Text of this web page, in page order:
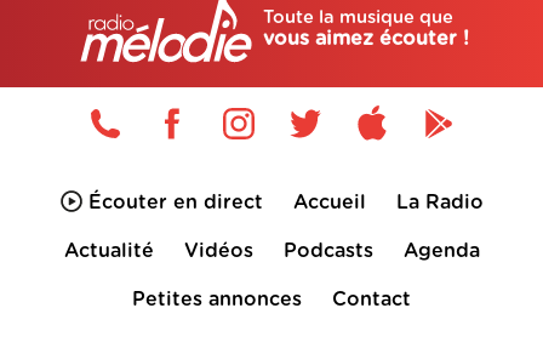
Toute la musique que
vous aimez écouter !
Écouter en direct Accueil La Radio
Actualité Vidéos Podcasts Agenda
Petites annonces Contact